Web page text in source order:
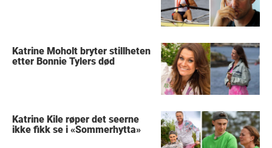
Katrine Moholt bryter stillheten
etter Bonnie Tylers død
Katrine Kile røper det seerne
ikke fikk se i «Sommerhytta»